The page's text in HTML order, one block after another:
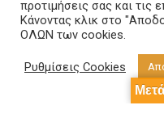
προτιμήσεις σας και τις
Κάνοντας κλικ στο
ΟΛΩΝ των cookies.
Ρυθμίσεις Cookies